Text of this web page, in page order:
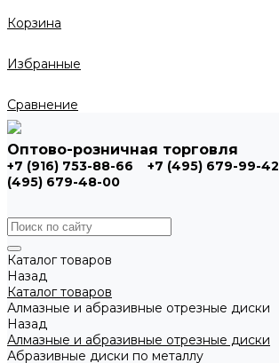
Корзина
Избранные
Сравнение
Оптово-розничная торговля
+7 (916) 753-88-66 +7 (495) 679-99-42
(495) 679-48-00
Каталог товаров
Назад
Каталог товаров
Алмазные и абразивные отрезные диски
Назад
Алмазные и абразивные отрезные диски
Абразивные диски по металлу